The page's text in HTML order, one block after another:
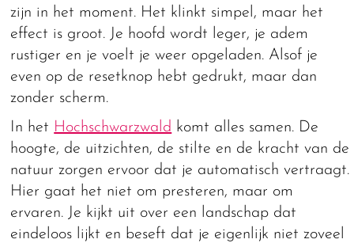
zijn in het moment. Het klinkt simpel, maar het
effect is groot. Je hoofd wordt leger, je adem
rustiger en je voelt je weer opgeladen. Alsof je
even op de resetknop hebt gedrukt, maar dan
zonder scherm.
In het Hochschwarzwald komt alles samen. De
hoogte, de uitzichten, de stilte en de kracht van de
natuur zorgen ervoor dat je automatisch vertraagt.
Hier gaat het niet om presteren, maar om
ervaren. Je kijkt uit over een landschap dat
eindeloos lijkt en beseft dat je eigenlijk niet zoveel